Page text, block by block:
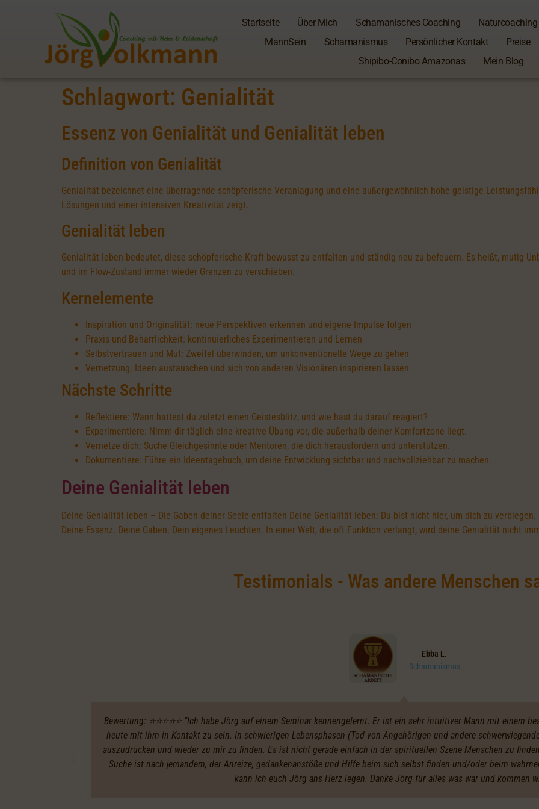
Startseite Über Mich Schamanisches Coaching
Naturcoaching
MannSein
Schamanismus Persönlicher Kontakt
Preise
Shipibo-Conibo Amazonas
Mein Blog
Schlagwort: Genialität
Essenz von Genialität und Genialität leben
Definition von Genialität
Genialität bezeichnet eine überragende schöpferische Veranlagung und eine außergewöhnlich hohe geistige
Lösungen und einer intensiven Kreativität zeigt.
Genialität leben
Genialität leben bedeutet, diese schöpferische Kraft bewusst zu entfalten und ständig neu zu befeuern. Es heißt, mutig
und im Flow-Zustand immer wieder Grenzen zu verschieben.
Kernelemente
Inspiration und Originalität: neue Perspektiven erkennen und eigene Impulse folgen
Praxis und Beharrlichkeit: kontinuierliches Experimentieren und Lernen
Selbstvertrauen und Mut: Zweifel überwinden, um unkonventionelle Wege zu gehen
Vernetzung: Ideen austauschen und sich von anderen Visionären inspirieren lassen
Nächste Schritte
Reflektiere: Wann hattest du zuletzt einen Geistesblitz, und wie hast du darauf reagiert?
Experimentiere: Nimm dir täglich eine kreative Übung vor, die außerhalb deiner Komfortzone liegt.
Vernetze dich: Suche Gleichgesinnte oder Mentoren, die dich herausfordern und unterstützen.
Dokumentiere: Führe ein Ideentagebuch, um deine Entwicklung sichtbar und nachvollziehbar zu machen.
Deine Genialität leben
Deine Genialität leben – Die Gaben deiner Seele entfalten Deine Genialität leben: Du bist nicht hier, um dich zu
Deine Essenz. Deine Gaben. Dein eigenes Leuchten. In einer Welt, die oft Funktion verlangt, wird deine Genialität nicht
Testimonials - Was andere Menschen
Bewertung: ⭐️⭐️⭐️⭐️⭐️ "Ich habe Jörg auf einem Seminar kennengelernt. Er ist ein sehr intuitiver Mann mit einem
heute mit ihm in Kontakt zu sein. In schwierigen Lebensphasen (Tod von Angehörigen und andere
auszudrücken und wieder zu mir zu finden. Es ist nicht gerade einfach in der spirituellen Szene Menschen zu
Suche ist nach jemandem, der Anreize, gedankenanstöße und Hilfe beim sich selbst finden und/oder beim
kann ich euch Jörg ans Herz legen. Danke Jörg für alles was war und kommen
Ebba L.
Schamanismus